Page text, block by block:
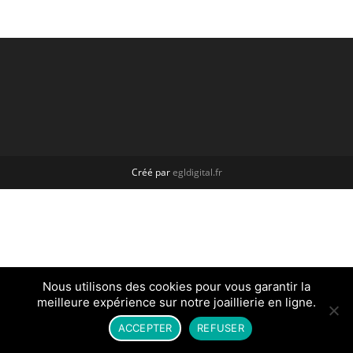
Créé paregldigital.fr
Nous utilisons des cookies pour vous garantir la
meilleure expérience sur notre joaillierie en ligne.
ACCEPTER REFUSER